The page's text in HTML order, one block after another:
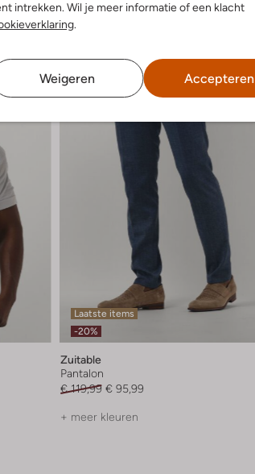
intrekken. Wil je meer informatie of een klacht
.
Weigeren Accepteren
Laatste items
-20%
Zuitable
Pantalon
€ 119,99 € 95,99
+ meer kleuren